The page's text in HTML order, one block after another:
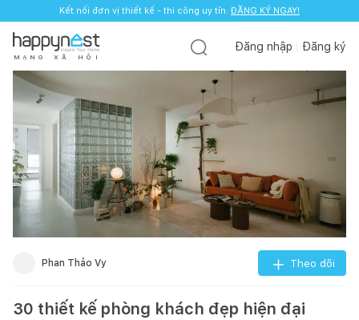
Kết nối đơn vị thiết kế - thi công uy tín. ĐĂNG KÝ NGAY!
M Ạ N G X Ã H Ộ I
Đăng nhập Đăng ký
Phan Thảo Vy Theo dõi
30 thiết kế phòng khách đẹp hiện đại